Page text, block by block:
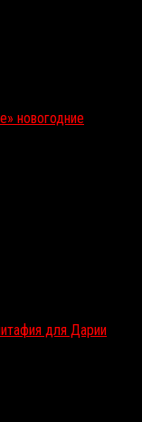
новогодние
для Дарии